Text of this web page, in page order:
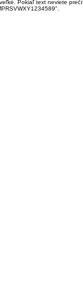
Pokiaľ text neviete